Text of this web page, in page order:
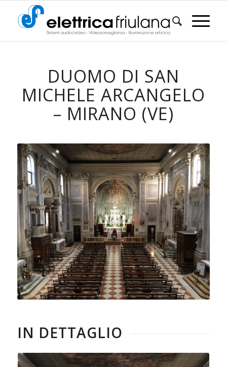
DUOMO DI SAN
MICHELE ARCANGELO
– MIRANO (VE)
IN DETTAGLIO